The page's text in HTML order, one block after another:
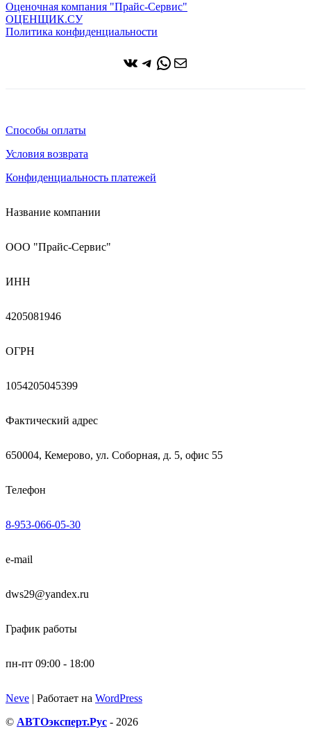
Оценочная компания "Прайс-Сервис"
ОЦЕНЩИК.СУ
Политика конфиденциальности
ВКонтакте
Telegram
WhatsApp
Почта
Способы оплаты
Условия возврата
Конфиденциальность платежей
Название компании
ООО "Прайс-Сервис"
ИНН
4205081946
ОГРН
1054205045399
Фактический адрес
650004, Кемерово, ул. Соборная, д. 5, офис 55
Телефон
8-953-066-05-30
e-mail
dws29@yandex.ru
График работы
пн-пт 09:00 - 18:00
Neve | Работает на WordPress
© АВТОэксперт.Рус - 2026